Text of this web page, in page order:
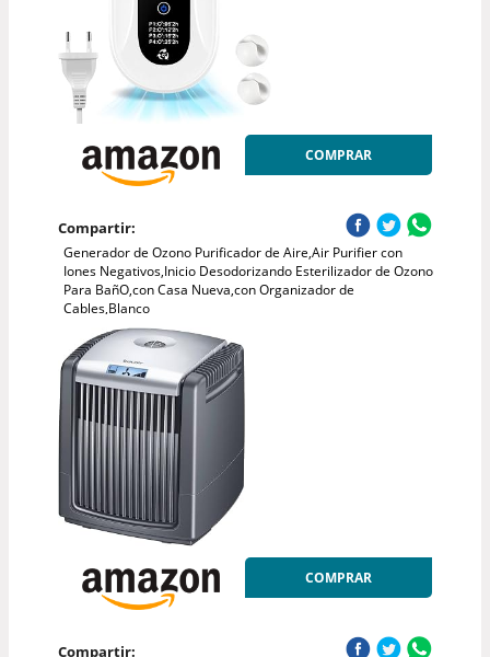
COMPRAR
Compartir:
Generador de Ozono Purificador de Aire,Air Purifier con
Iones Negativos,Inicio Desodorizando Esterilizador de Ozono
Para BañO,con Casa Nueva,con Organizador de
Cables,Blanco
COMPRAR
Compartir: